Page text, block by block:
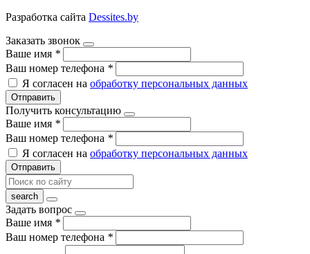
Разработка сайта Dessites.by
Заказать звонок
Ваше имя *
Ваш номер телефона *
Я согласен на обработку персональных данных
Отправить
Получить консультацию
Ваше имя *
Ваш номер телефона *
Я согласен на обработку персональных данных
Отправить
Задать вопрос
Ваше имя *
Ваш номер телефона *